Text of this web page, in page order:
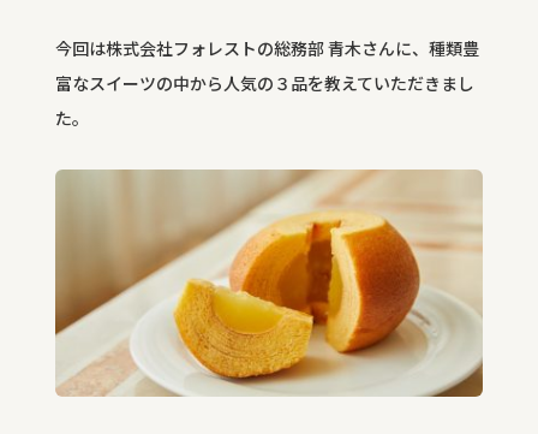
今回は株式会社フォレストの総務部 青木さんに、種類豊
富なスイーツの中から人気の３品を教えていただきまし
た。